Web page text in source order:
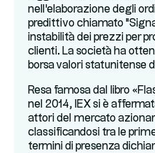
nell'elaborazione degli
predittivo chiamato
instabilità dei prezzi per
clienti. La società ha
borsa valori statunitense
Resa famosa dal libro
nel 2014, IEX si è
attori del mercato
classificandosi tra le
termini di presenza